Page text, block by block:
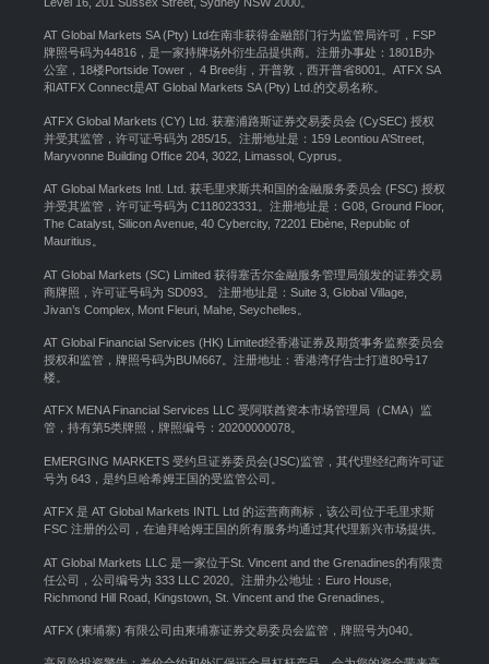
AT Global Markets SA (Pty) Ltd在南非获得金融部门行为监管局许可，FSP
牌照号码为44816，是一家持牌场外衍生品提供商。注册办事处：1801B办
公室，18楼Portside Tower， 4 Bree街，开普敦，西开普省8001。ATFX SA
和ATFX Connect是AT Global Markets SA (Pty) Ltd.的交易名称。
ATFX Global Markets (CY) Ltd. 获塞浦路斯证券交易委员会 (CySEC) 授权
并受其监管，许可证号码为 285/15。注册地址是：159 Leontiou A’Street,
Maryvonne Building Office 204, 3022, Limassol, Cyprus。
AT Global Markets Intl. Ltd. 获毛里求斯共和国的金融服务委员会 (FSC) 授权
并受其监管，许可证号码为 C118023331。注册地址是：G08, Ground Floor,
The Catalyst, Silicon Avenue, 40 Cybercity, 72201 Ebène, Republic of
Mauritius。
AT Global Markets (SC) Limited 获得塞舌尔金融服务管理局颁发的证券交易
商牌照，许可证号码为 SD093。 注册地址是：Suite 3, Global Village,
Jivan’s Complex, Mont Fleuri, Mahe, Seychelles。
AT Global Financial Services (HK) Limited经香港证券及期货事务监察委员会
授权和监管，牌照号码为BUM667。注册地址：香港湾仔告士打道80号17
楼。
ATFX MENA Financial Services LLC 受阿联酋资本市场管理局（CMA）监
管，持有第5类牌照，牌照编号：20200000078。
EMERGING MARKETS 受约旦证券委员会(JSC)监管，其代理经纪商许可证
号为 643，是约旦哈希姆王国的受监管公司。
ATFX 是 AT Global Markets INTL Ltd 的运营商商标，该公司位于毛里求斯
FSC 注册的公司，在迪拜哈姆王国的所有服务均通过其代理新兴市场提供。
AT Global Markets LLC 是一家位于St. Vincent and the Grenadines的有限责
任公司，公司编号为 333 LLC 2020。注册办公地址：Euro House,
Richmond Hill Road, Kingstown, St. Vincent and the Grenadines。
ATFX (柬埔寨) 有限公司由柬埔寨证券交易委员会监管，牌照号为040。